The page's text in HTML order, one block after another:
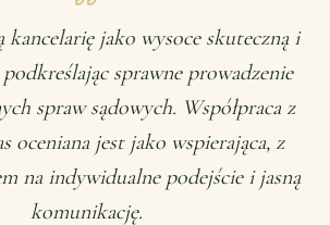
kancelarię jako wysoce skuteczną i
sprawne prowadzenie
spraw sądowych. Współpraca z
oceniana jest jako wspierająca, z
na indywidualne podejście i jasną
komunikację.